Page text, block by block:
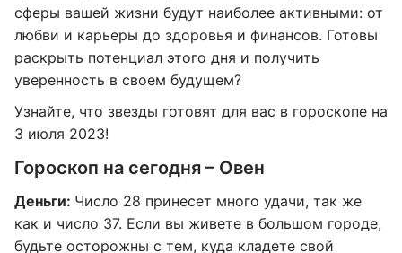
сферы вашей жизни будут наиболее активными: от
любви и карьеры до здоровья и финансов. Готовы
раскрыть потенциал этого дня и получить
уверенность в своем будущем?
Узнайте, что звезды готовят для вас в гороскопе на
3 июля 2023!
Гороскоп на сегодня – Овен
Деньги: Число 28 принесет много удачи, так же
как и число 37. Если вы живете в большом городе,
будьте осторожны с тем, куда кладете свой